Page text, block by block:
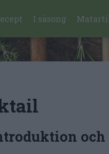
I säsong
och